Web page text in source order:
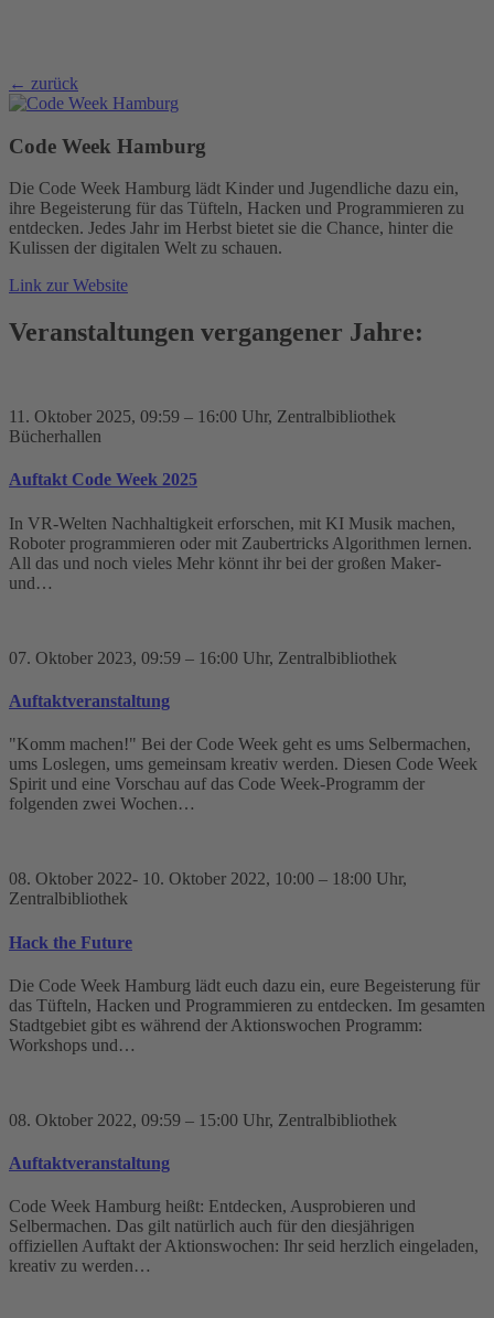
← zurück
Code Week Hamburg
Die Code Week Hamburg lädt Kinder und Jugendliche dazu ein,
ihre Begeisterung für das Tüfteln, Hacken und Programmieren zu
entdecken. Jedes Jahr im Herbst bietet sie die Chance, hinter die
Kulissen der digitalen Welt zu schauen.
Link zur Website
Veranstaltungen vergangener Jahre:
11. Oktober 2025, 09:59 – 16:00 Uhr, Zentralbibliothek
Bücherhallen
Auftakt Code Week 2025
In VR-Welten Nachhaltigkeit erforschen, mit KI Musik machen,
Roboter programmieren oder mit Zaubertricks Algorithmen lernen.
All das und noch vieles Mehr könnt ihr bei der großen Maker-
und…
07. Oktober 2023, 09:59 – 16:00 Uhr, Zentralbibliothek
Auftaktveranstaltung
"Komm machen!" Bei der Code Week geht es ums Selbermachen,
ums Loslegen, ums gemeinsam kreativ werden. Diesen Code Week
Spirit und eine Vorschau auf das Code Week-Programm der
folgenden zwei Wochen…
08. Oktober 2022- 10. Oktober 2022, 10:00 – 18:00 Uhr,
Zentralbibliothek
Hack the Future
Die Code Week Hamburg lädt euch dazu ein, eure Begeisterung für
das Tüfteln, Hacken und Programmieren zu entdecken. Im gesamten
Stadtgebiet gibt es während der Aktionswochen Programm:
Workshops und…
08. Oktober 2022, 09:59 – 15:00 Uhr, Zentralbibliothek
Auftaktveranstaltung
Code Week Hamburg heißt: Entdecken, Ausprobieren und
Selbermachen. Das gilt natürlich auch für den diesjährigen
offiziellen Auftakt der Aktionswochen: Ihr seid herzlich eingeladen,
kreativ zu werden…